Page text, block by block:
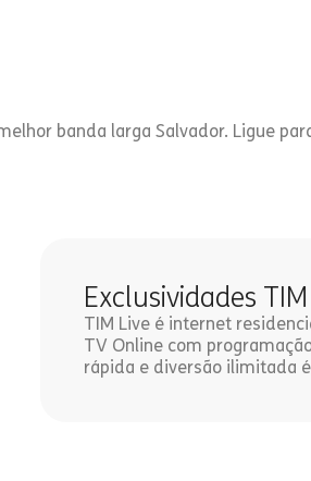
banda larga Salvador. Ligue
Exclusividades
TIM Live é internet
TV Online com
rápida e diversão ilimitada